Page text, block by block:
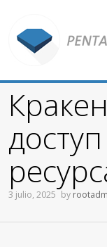
3 julio, 2025 by